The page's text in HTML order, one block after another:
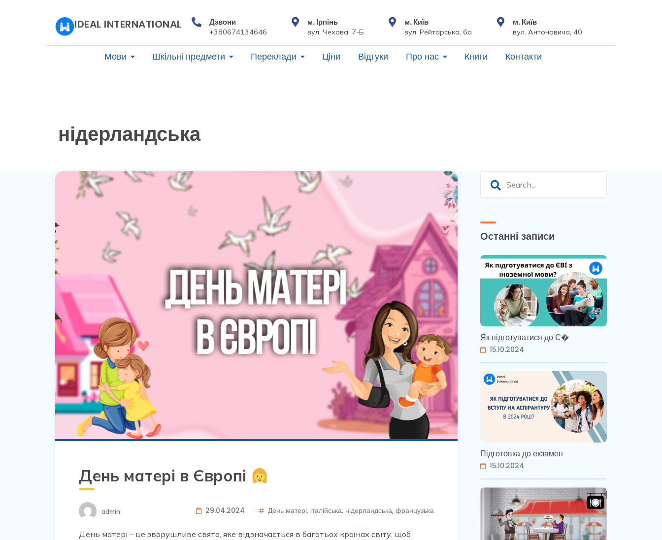
IDEAL INTERNATIONAL Дзвони
+380674134646
м. Ірпінь
вул. Чехова, 7-Б
м. Київ
вул. Рейтарська, 6а
м. Київ
вул. Антоновича, 40
Мови Шкільні предмети Переклади Ціни Відгуки Про нас Книги Контакти
нідерландська
День матері в Європі
admin 29.04.2024 День матері, італійська, нідерландська, французька
День матері – це зворушливе свято, яке відзначається в багатьох країнах світу, щоб
Останні записи
Як підготуватися до Є�
15.10.2024
Підготовка до екзамен
15.10.2024